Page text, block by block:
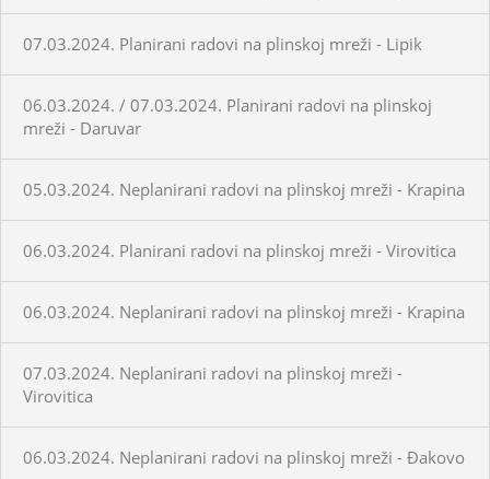
07.03.2024. Planirani radovi na plinskoj mreži - Lipik
06.03.2024. / 07.03.2024. Planirani radovi na plinskoj
mreži - Daruvar
05.03.2024. Neplanirani radovi na plinskoj mreži - Krapina
06.03.2024. Planirani radovi na plinskoj mreži - Virovitica
06.03.2024. Neplanirani radovi na plinskoj mreži - Krapina
07.03.2024. Neplanirani radovi na plinskoj mreži -
Virovitica
06.03.2024. Neplanirani radovi na plinskoj mreži - Đakovo